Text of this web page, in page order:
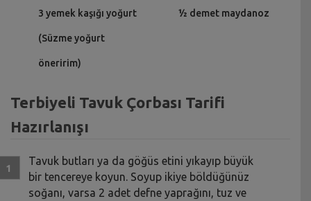
3 yemek kaşığı yoğurt
(Süzme yoğurt
öneririm)
½ demet maydanoz
Terbiyeli Tavuk Çorbası Tarifi
Hazırlanışı
Tavuk butları ya da göğüs etini yıkayıp büyük
bir tencereye koyun. Soyup ikiye böldüğünüz
soğanı, varsa 2 adet defne yaprağını, tuz ve